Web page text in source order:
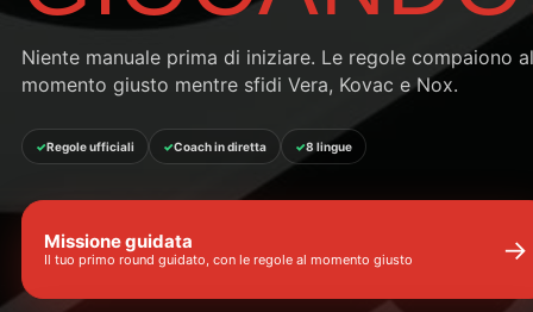
Niente manuale prima di iniziare. Le regole compaiono al
momento giusto mentre sfidi Vera, Kovac e Nox.
Regole ufficiali Coach in diretta 8 lingue
Missione guidata
Il tuo primo round guidato, con le regole al momento giusto →